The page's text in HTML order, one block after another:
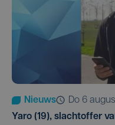
Nieuws
do 6
Yaro (19), slachtoffer